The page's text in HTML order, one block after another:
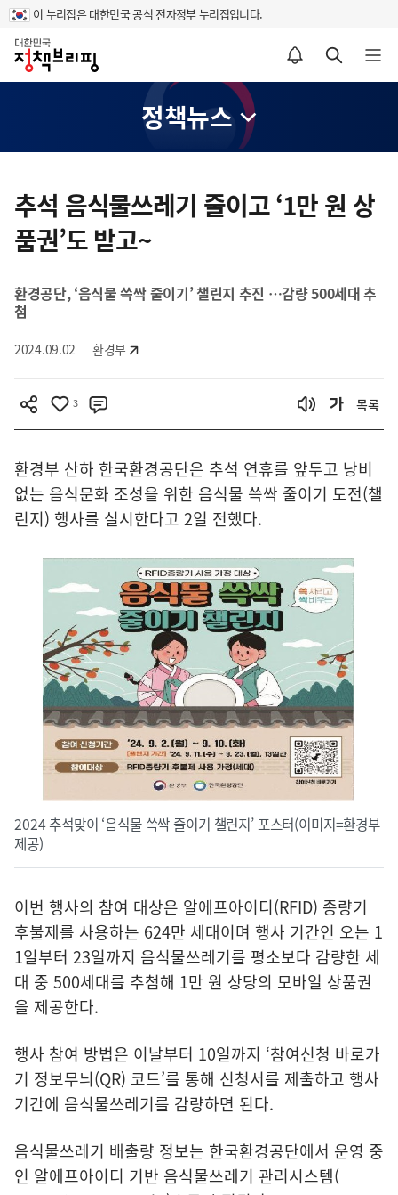
이 누리집은 대한민국 공식 전자정부 누리집입니다.
홈
알림설정 바로가기 검색 바로가기 메뉴 열기
정책뉴스
텐
츠
영
추석 음식물쓰레기 줄이고 ‘1만 원 상
품권’도 받고~
환경공단, ‘음식물 쓱싹 줄이기’ 챌린지 추진 …감량 500세대 추
첨
2024.09.02 환경부
3 목록
환경부 산하 한국환경공단은 추석 연휴를 앞두고 낭비
없는 음식문화 조성을 위한 음식물 쓱싹 줄이기 도전(챌
린지) 행사를 실시한다고 2일 전했다.
2024 추석맞이 ‘음식물 쓱싹 줄이기 챌린지’ 포스터(이미지=환경부
제공)
이번 행사의 참여 대상은 알에프아이디(RFID) 종량기
후불제를 사용하는 624만 세대이며 행사 기간인 오는 1
1일부터 23일까지 음식물쓰레기를 평소보다 감량한 세
대 중 500세대를 추첨해 1만 원 상당의 모바일 상품권
을 제공한다.
행사 참여 방법은 이날부터 10일까지 ‘참여신청 바로가
기 정보무늬(QR) 코드’를 통해 신청서를 제출하고 행사
기간에 음식물쓰레기를 감량하면 된다.
음식물쓰레기 배출량 정보는 한국환경공단에서 운영 중
인 알에프아이디 기반 음식물쓰레기 관리시스템(